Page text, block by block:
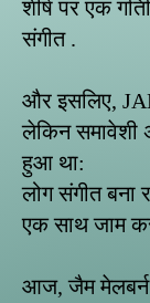
शीर्ष पर एक
संगीत .
और इसलिए,
लेकिन समावेशी
हुआ था:
लोग संगीत बना
एक साथ जाम
आज, जैम मेलबर्न